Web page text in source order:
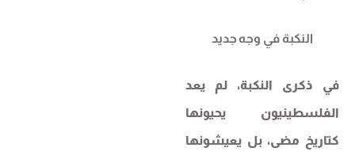
النكبة في وجه جديد
في ذكرى النكبة، لم يعد
الفلسطينيون يحيونها
كتاريخ مضى، بل يعيشونها